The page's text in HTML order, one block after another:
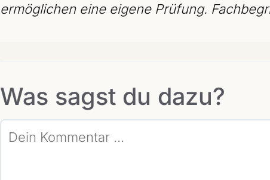
ermöglichen eine eigene Prüfung.
Was sagst du dazu?